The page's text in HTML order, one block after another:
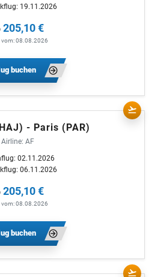
19.11.2026
205,10 €
vom: 08.08.2026
buchen
- Paris (PAR)
Airline: AF
02.11.2026
06.11.2026
205,10 €
vom: 08.08.2026
buchen